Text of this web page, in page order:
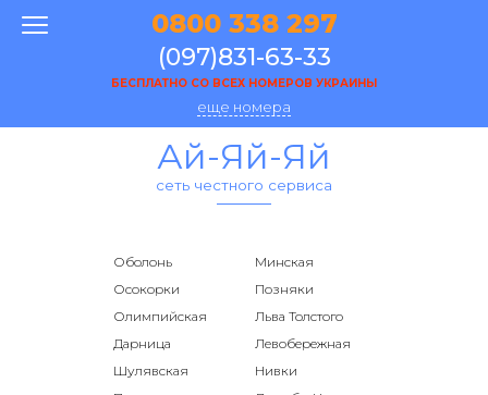
0800 338 297
(097)831-63-33
БЕСПЛАТНО СО ВСЕХ НОМЕРОВ УКРАИНЫ
еще номера
Ай-Яй-Яй
сеть честного сервиса
Оболонь
Минская
Осокорки
Позняки
Олимпийская
Льва Толстого
Дарница
Левобережная
Шулявская
Нивки